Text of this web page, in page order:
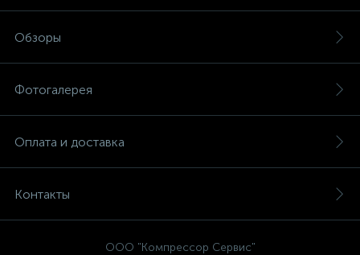
Обзоры
Фотогалерея
Оплата и доставка
Контакты
ООО "Компрессор Сервис"